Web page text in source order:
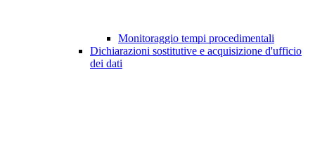
Monitoraggio tempi procedimentali
Dichiarazioni sostitutive e acquisizione d'ufficio
dei dati